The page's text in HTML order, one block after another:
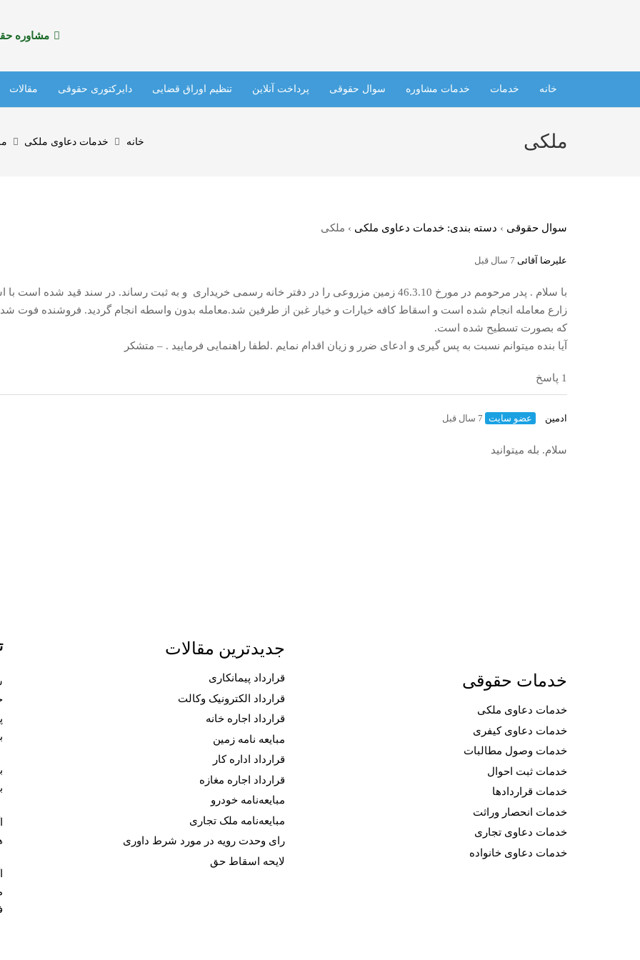
مشاوره
خانه خدمات خدمات مشاوره سوال حقوقی پرداخت آنلاین تنظیم اوراق قضایی دایرکتوری حقوقی مقالات
ملکی خانه خدمات دعاوی ملکی
سوال حقوقی › دسته بندی: خدمات دعاوی ملکی › ملکی
علیرضا آقائی
با سلام . پدر مرحومم در مورخ 46.3.10 زمین مزروعی را در دفتر خانه رسمی خریداری و به ثبت رساند. در سند
زارع معامله انجام شده است و اسقاط کافه خیارات و خیار غبن از طرفین شد.معامله بدون واسطه انجام گردید. فروشنده فوت
که بصورت تسطیح شده است.
آیا بنده میتوانم نسبت به پس گیری و ادعای ضرر و زیان اقدام نمایم .لطفا راهنمایی فرمایید . – متشکر
1 پاسخ
ادمین عضو سایت
سلام. بله میتوانید
خدمات حقوقی
خدمات دعاوی ملکی
خدمات دعاوی کیفری
خدمات وصول مطالبات
خدمات ثبت احوال
خدمات قراردادها
خدمات انحصار وراثت
خدمات دعاوی تجاری
خدمات دعاوی خانواده
جدیدترین مقالات
قرارداد پیمانکاری
قرارداد الکترونیک وکالت
قرارداد اجاره خانه
مبایعه نامه زمین
قرارداد اداره کار
قرارداد اجاره مغازه
مبایعه‌نامه خودرو
مبایعه‌نامه ملک تجاری
رای وحدت رویه در مورد شرط داوری
لایحه اسقاط حق